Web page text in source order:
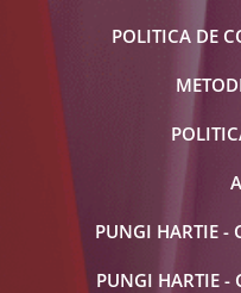
POLITICA DE
PUNGI HARTIE -
PUNGI HARTIE -